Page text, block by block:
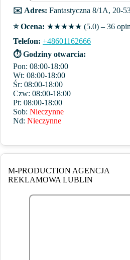
✉️ Adres: Fantastyczna 8/1A, 20-
⭐️ Ocena: ★★★★★ (5.0) – 36
Telefon: +48601162666
⏱ Godziny otwarcia:
Pon: 08:00-18:00
Wt: 08:00-18:00
Śr: 08:00-18:00
Czw: 08:00-18:00
Pt: 08:00-18:00
Sob: Nieczynne
Nd: Nieczynne
M-PRODUCTION AGENCJA
REKLAMOWA LUBLIN